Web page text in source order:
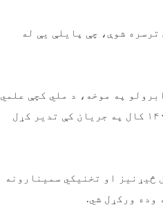
شوې، چې پایلې یې له
په موخه، د ملي کچې علمي
کنفرانس لپاره چمتووالی نیول شوی کوم چې به د روان ۱۴۰۴ کال په جریان کې تدیر کړل
څیړنیز او تخنیکي سمینارونه
وده ورکړل شي.